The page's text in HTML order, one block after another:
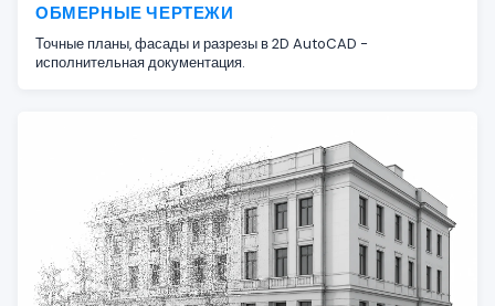
ОБМЕРНЫЕ ЧЕРТЕЖИ
Точные планы, фасады и разрезы в 2D AutoCAD -
исполнительная документация.